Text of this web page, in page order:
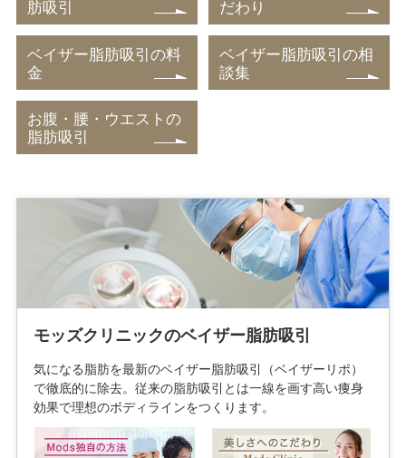
肪吸引 だわり
ベイザー脂肪吸引の料
金
ベイザー脂肪吸引の相
談集
お腹・腰・ウエストの
脂肪吸引
モッズクリニックのベイザー脂肪吸引
気になる脂肪を最新のベイザー脂肪吸引（ベイザーリポ）
で徹底的に除去。従来の脂肪吸引とは一線を画す高い痩身
効果で理想のボディラインをつくります。